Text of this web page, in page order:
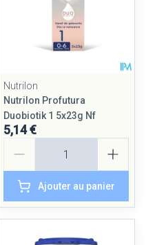
Nutrilon
Nutrilon Profutura
Duobiotik 1 5x23g Nf
5,14 €
Ajouter au panier